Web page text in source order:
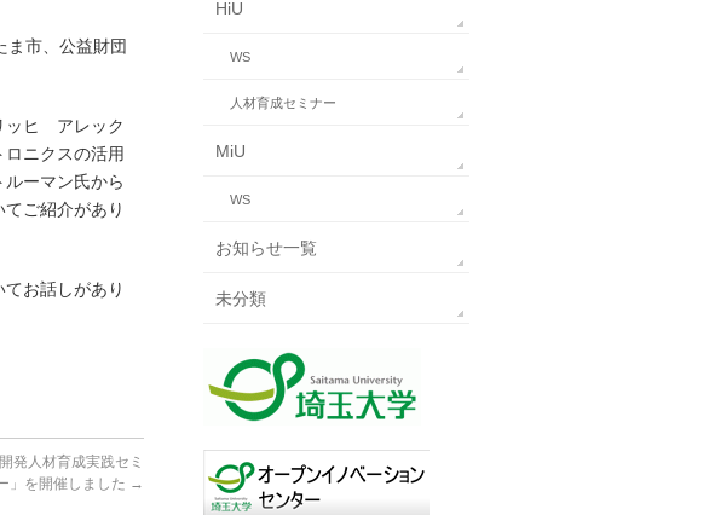
ま市、公益財団
ッヒ アレック
ニクスの活用
ーマン氏から
ご紹介があり
お話しがあり
発人材育成実践セミ
」を開催しました →
HiU
WS
人材育成セミナー
MiU
WS
お知らせ一覧
未分類